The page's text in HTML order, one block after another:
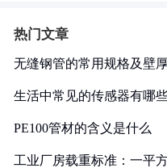
热门文章
无缝钢管的常用规格及壁
生活中常见的传感器有哪
PE100管材的含义是什么
工业厂房载重标准：一平